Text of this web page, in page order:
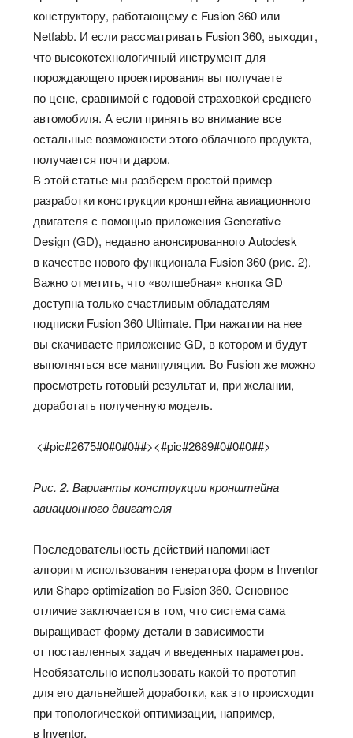
конструктору, работающему с Fusion 360 или
Netfabb. И если рассматривать Fusion 360, выходит,
что высокотехнологичный инструмент для
порождающего проектирования вы получаете
по цене, сравнимой с годовой страховкой среднего
автомобиля. А если принять во внимание все
остальные возможности этого облачного продукта,
получается почти даром.
В этой статье мы разберем простой пример
разработки конструкции кронштейна авиационного
двигателя с помощью приложения Generative
Design (GD), недавно анонсированного Autodesk
в качестве нового функционала Fusion 360 (рис. 2).
Важно отметить, что «волшебная» кнопка GD
доступна только счастливым обладателям
подписки Fusion 360 Ultimate. При нажатии на нее
вы скачиваете приложение GD, в котором и будут
выполняться все манипуляции. Во Fusion же можно
просмотреть готовый результат и, при желании,
доработать полученную модель.
<#pic#2675#0#0#0##><#pic#2689#0#0#0##>
Рис. 2. Варианты конструкции кронштейна
авиационного двигателя
Последовательность действий напоминает
алгоритм использования генератора форм в Inventor
или Shape optimization во Fusion 360. Основное
отличие заключается в том, что система сама
выращивает форму детали в зависимости
от поставленных задач и введенных параметров.
Необязательно использовать какой-то прототип
для его дальнейшей доработки, как это происходит
при топологической оптимизации, например,
в Inventor.